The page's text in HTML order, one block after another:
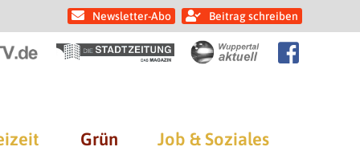
Newsletter-Abo Beitrag schreiben
Grün Job & Soziales